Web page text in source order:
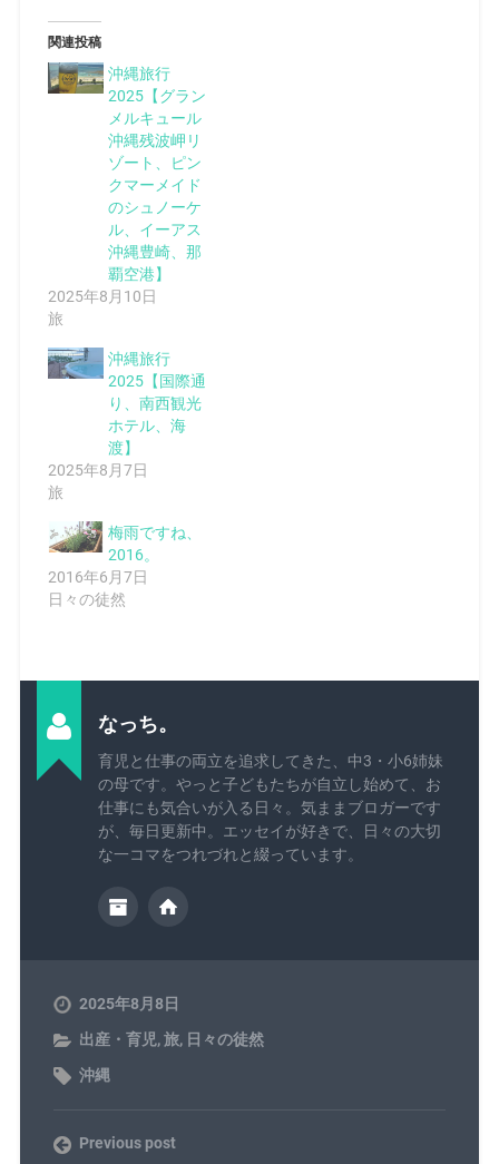
関連投稿
沖縄旅行
2025【グラン
メルキュール
沖縄残波岬リ
ゾート、ピン
クマーメイド
のシュノーケ
ル、イーアス
沖縄豊崎、那
覇空港】
2025年8月10日
旅
沖縄旅行
2025【国際通
り、南西観光
ホテル、海
渡】
2025年8月7日
旅
梅雨ですね、
2016。
2016年6月7日
日々の徒然
なっち。
育児と仕事の両立を追求してきた、中3・小6姉妹
の母です。やっと子どもたちが自立し始めて、お
仕事にも気合いが入る日々。気ままブロガーです
が、毎日更新中。エッセイが好きで、日々の大切
な一コマをつれづれと綴っています。
2025年8月8日
出産・育児,旅, 日々の徒然
沖縄
Previous post